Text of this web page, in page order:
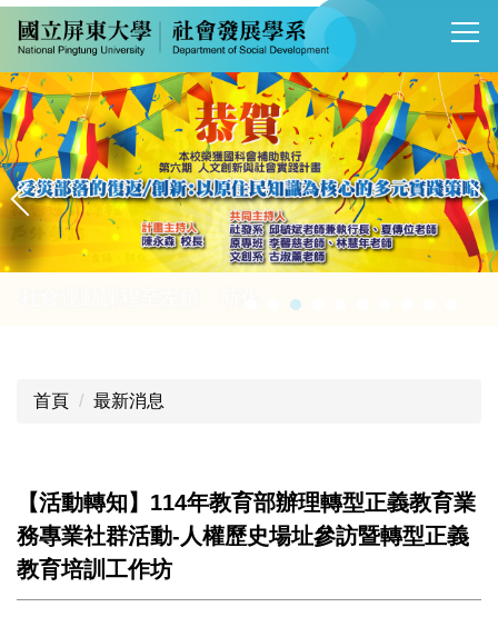
跳
到
主
要
內
容
區
首頁 最新消息
【活動轉知】114年教育部辦理轉型正義教育業
務專業社群活動-人權歷史場址參訪暨轉型正義
教育培訓工作坊